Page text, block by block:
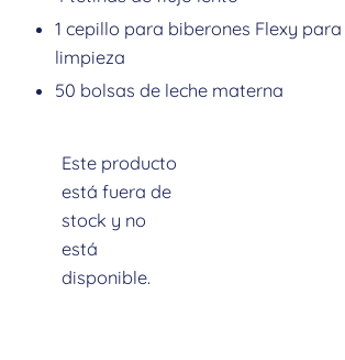
1 cepillo para biberones Flexy
limpieza
50 bolsas de leche materna
Este producto
está fuera de
stock y no
está
disponible.
Descripción